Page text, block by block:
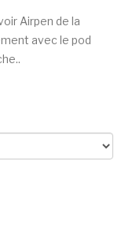
Airpen de la
avec le pod